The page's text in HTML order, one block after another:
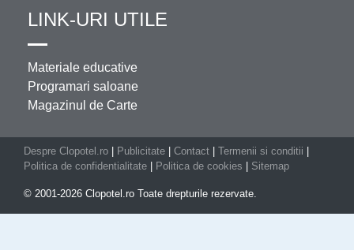
LINK-URI UTILE
Materiale educative
Programari saloane
Magazinul de Carte
Despre Clopotel.ro Publicitate Contact Termenii si conditii
Politica de confidentialitate
Politica de cookies Sitemap
© 2001-2026 Clopotel.ro Toate drepturile rezervate.